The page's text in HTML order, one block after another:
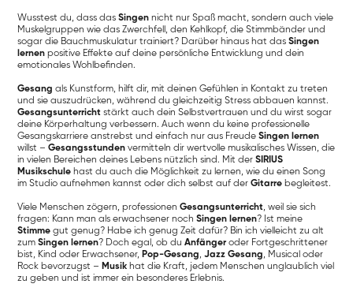
Wusstest du, dass dasSingen nicht nur Spaß macht, sondern auch viele
Muskelgruppen wie das Zwerchfell, den Kehlkopf, die Stimmbänder und
sogar die Bauchmuskulatur trainiert? Darüber hinaus hat dasSingen
lernen positive Effekte auf deine persönliche Entwicklung und dein
emotionales Wohlbefinden.
Gesang als Kunstform, hilft dir, mit deinen Gefühlen in Kontakt zu treten
und sie auszudrücken, während du gleichzeitig Stress abbauen kannst.
Gesangsunterricht stärkt auch dein Selbstvertrauen und du wirst sogar
deine Körperhaltung verbessern. Auch wenn du keine professionelle
Gesangskarriere anstrebst und einfach nur aus FreudeSingen lernen
willst –Gesangsstunden vermitteln dir wertvolle musikalisches Wissen, die
in vielen Bereichen deines Lebens nützlich sind. Mit derSIRIUS
Musikschule hast du auch die Möglichkeit zu lernen, wie du einen Song
im Studio aufnehmen kannst oder dich selbst auf derGitarre begleitest.
Viele Menschen zögern, professionenGesangsunterricht, weil sie sich
fragen: Kann man als erwachsener nochSingen lernen? Ist meine
Stimme gut genug? Habe ich genug Zeit dafür? Bin ich vielleicht zu alt
zumSingen lernen? Doch egal, ob duAnfänger oder Fortgeschrittener
bist, Kind oder Erwachsener, Pop-Gesang,Jazz Gesang, Musical oder
Rock bevorzugst – Musik hat die Kraft, jedem Menschen unglaublich viel
zu geben und ist immer ein besonderes Erlebnis.